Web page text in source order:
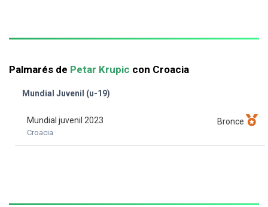
Palmarés de Petar Krupic con Croacia
Mundial Juvenil (u-19)
Mundial juvenil 2023
Croacia
Bronce